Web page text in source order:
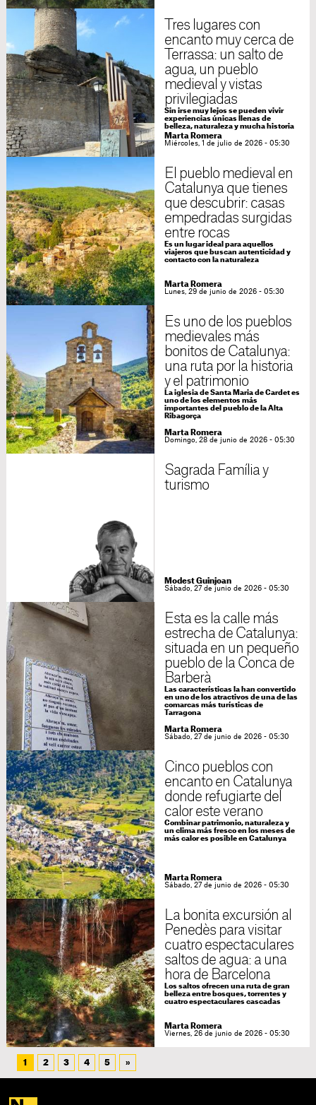
Tres lugares con
encanto muy cerca de
Terrassa: un salto de
agua, un pueblo
medieval y vistas
privilegiadas
Sin irse muy lejos se pueden vivir
experiencias únicas llenas de
belleza, naturaleza y mucha historia
Marta Romera
Miércoles, 1 de julio de 2026 - 05:30
El pueblo medieval en
Catalunya que tienes
que descubrir: casas
empedradas surgidas
entre rocas
Es un lugar ideal para aquellos
viajeros que buscan autenticidad y
contacto con la naturaleza
Marta Romera
Lunes, 29 de junio de 2026 - 05:30
Es uno de los pueblos
medievales más
bonitos de Catalunya:
una ruta por la historia
y el patrimonio
La iglesia de Santa Maria de Cardet es
uno de los elementos más
importantes del pueblo de la Alta
Ribagorça
Marta Romera
Domingo, 28 de junio de 2026 - 05:30
Sagrada Família y
turismo
Modest Guinjoan
Sábado, 27 de junio de 2026 - 05:30
Esta es la calle más
estrecha de Catalunya:
situada en un pequeño
pueblo de la Conca de
Barberà
Las características la han convertido
en uno de los atractivos de una de las
comarcas más turísticas de
Tarragona
Marta Romera
Sábado, 27 de junio de 2026 - 05:30
Cinco pueblos con
encanto en Catalunya
donde refugiarte del
calor este verano
Combinar patrimonio, naturaleza y
un clima más fresco en los meses de
más calor es posible en Catalunya
Marta Romera
Sábado, 27 de junio de 2026 - 05:30
La bonita excursión al
Penedès para visitar
cuatro espectaculares
saltos de agua: a una
hora de Barcelona
Los saltos ofrecen una ruta de gran
belleza entre bosques, torrentes y
cuatro espectaculares cascadas
Marta Romera
Viernes, 26 de junio de 2026 - 05:30
1 2 3 4 5 »